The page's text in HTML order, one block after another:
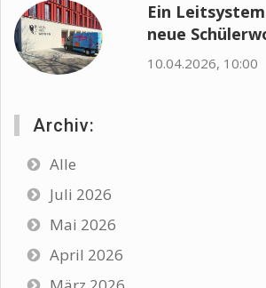
Ein
neue
10.04.2026, 10:00
Archiv:
Alle
Juli 2026
Mai 2026
April 2026